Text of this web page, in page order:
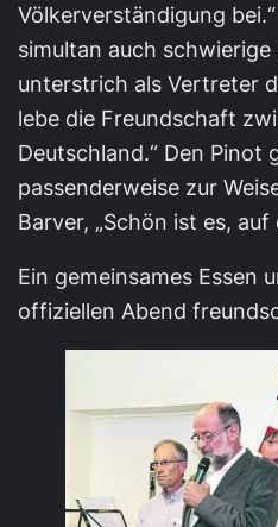
Völkerverständigung
simultan auch
unterstrich als Vertreter
lebe die Freundschaft
Deutschland.“ Den Pinot
passenderweise zur
Barver, „Schön ist es, auf
Ein gemeinsames Essen
offiziellen Abend